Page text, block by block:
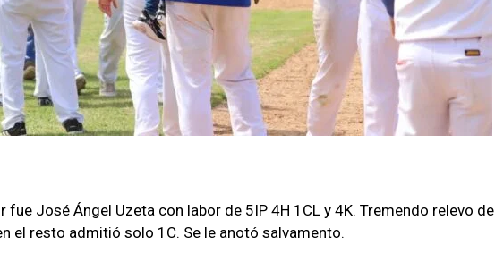
fue José Ángel Uzeta con labor de 5IP 4H 1CL y 4K. Tremendo relevo de
el resto admitió solo 1C. Se le anotó salvamento.